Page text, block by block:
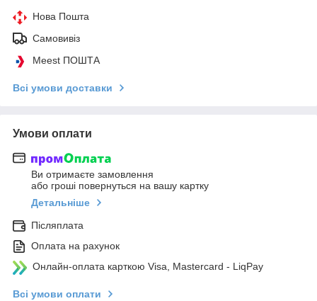
Нова Пошта
Самовивіз
Meest ПОШТА
Всі умови доставки
Умови оплати
Ви отримаєте замовлення
або гроші повернуться на вашу картку
Детальніше
Післяплата
Оплата на рахунок
Онлайн-оплата карткою Visa, Mastercard - LiqPay
Всі умови оплати